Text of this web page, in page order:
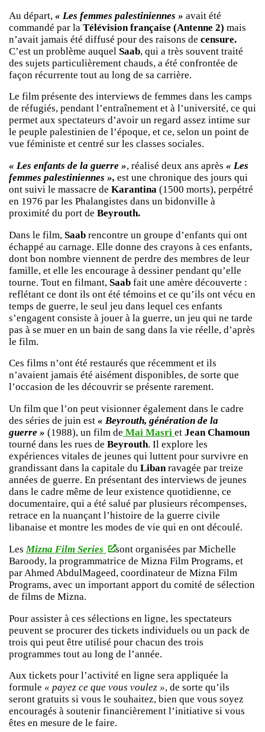
Au départ, « Les femmes palestiniennes » avait été
commandé par la Télévision française (Antenne 2) mais
n’avait jamais été diffusé pour des raisons de censure.
C’est un problème auquel Saab, qui a très souvent traité
des sujets particulièrement chauds, a été confrontée de
façon récurrente tout au long de sa carrière.
Le film présente des interviews de femmes dans les camps
de réfugiés, pendant l’entraînement et à l’université, ce qui
permet aux spectateurs d’avoir un regard assez intime sur
le peuple palestinien de l’époque, et ce, selon un point de
vue féministe et centré sur les classes sociales.
« Les enfants de la guerre », réalisé deux ans après « Les
femmes palestiniennes », est une chronique des jours qui
ont suivi le massacre de Karantina (1500 morts), perpétré
en 1976 par les Phalangistes dans un bidonville à
proximité du port de Beyrouth.
Dans le film, Saab rencontre un groupe d’enfants qui ont
échappé au carnage. Elle donne des crayons à ces enfants,
dont bon nombre viennent de perdre des membres de leur
famille, et elle les encourage à dessiner pendant qu’elle
tourne. Tout en filmant, Saab fait une amère découverte :
reflétant ce dont ils ont été témoins et ce qu’ils ont vécu en
temps de guerre, le seul jeu dans lequel ces enfants
s’engagent consiste à jouer à la guerre, un jeu qui ne tarde
pas à se muer en un bain de sang dans la vie réelle, d’après
le film.
Ces films n’ont été restaurés que récemment et ils
n’avaient jamais été aisément disponibles, de sorte que
l’occasion de les découvrir se présente rarement.
Un film que l’on peut visionner également dans le cadre
des séries de juin est « Beyrouth, génération de la
guerre » (1988), un film de Mai Masri et Jean Chamoun
tourné dans les rues de Beyrouth. Il explore les
expériences vitales de jeunes qui luttent pour survivre en
grandissant dans la capitale du Libanravagée par treize
années de guerre. En présentant des interviews de jeunes
dans le cadre même de leur existence quotidienne, ce
documentaire, qui a été salué par plusieurs récompenses,
retrace en la nuançant l’histoire de la guerre civile
libanaise et montre les modes de vie qui en ont découlé.
LesMizna Film Series
sont organisées par Michelle
Baroody, la programmatrice de Mizna Film Programs, et
par Ahmed AbdulMageed, coordinateur de Mizna Film
Programs, avec un important apport du comité de sélection
de films de Mizna.
Pour assister à ces sélections en ligne, les spectateurs
peuvent se procurer des tickets individuels ou un pack de
trois qui peut être utilisé pour chacun des trois
programmes tout au long de l’année.
Aux tickets pour l’activité en ligne sera appliquée la
formule « payez ce que vous voulez », de sorte qu’ils
seront gratuits si vous le souhaitez, bien que vous soyez
encouragés à soutenir financièrement l’initiative si vous
êtes en mesure de le faire.